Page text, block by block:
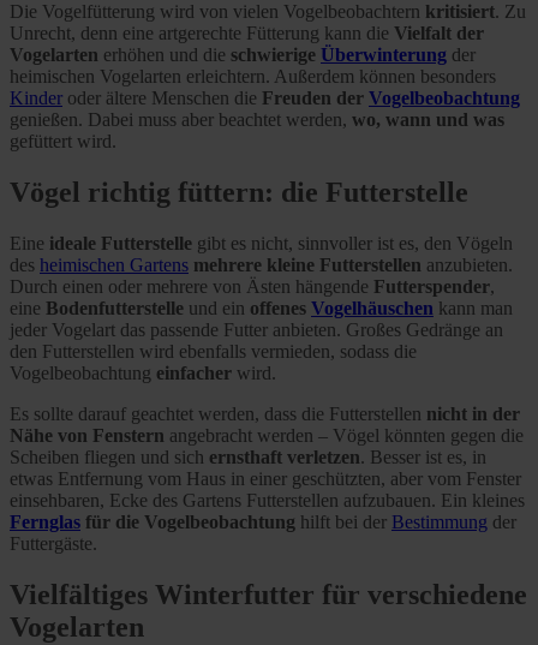
Die Vogelfütterung wird von vielen Vogelbeobachtern kritisiert. Zu
Unrecht, denn eine artgerechte Fütterung kann die Vielfalt der
Vogelarten erhöhen und die schwierige Überwinterung der
heimischen Vogelarten erleichtern. Außerdem können besonders
Kinder oder ältere Menschen die Freuden der Vogelbeobachtung
genießen. Dabei muss aber beachtet werden, wo, wann und was
gefüttert wird.
Vögel richtig füttern: die Futterstelle
Eine ideale Futterstelle gibt es nicht, sinnvoller ist es, den Vögeln
des heimischen Gartens mehrere kleine Futterstellen anzubieten.
Durch einen oder mehrere von Ästen hängende Futterspender,
eine Bodenfutterstelle und ein offenes Vogelhäuschen kann man
jeder Vogelart das passende Futter anbieten. Großes Gedränge an
den Futterstellen wird ebenfalls vermieden, sodass die
Vogelbeobachtung einfacher wird.
Es sollte darauf geachtet werden, dass die Futterstellen nicht in der
Nähe von Fenstern angebracht werden – Vögel könnten gegen die
Scheiben fliegen und sich ernsthaft verletzen. Besser ist es, in
etwas Entfernung vom Haus in einer geschützten, aber vom Fenster
einsehbaren, Ecke des Gartens Futterstellen aufzubauen. Ein kleines
Fernglas für die Vogelbeobachtung hilft bei der Bestimmung der
Futtergäste.
Vielfältiges Winterfutter für verschiedene
Vogelarten